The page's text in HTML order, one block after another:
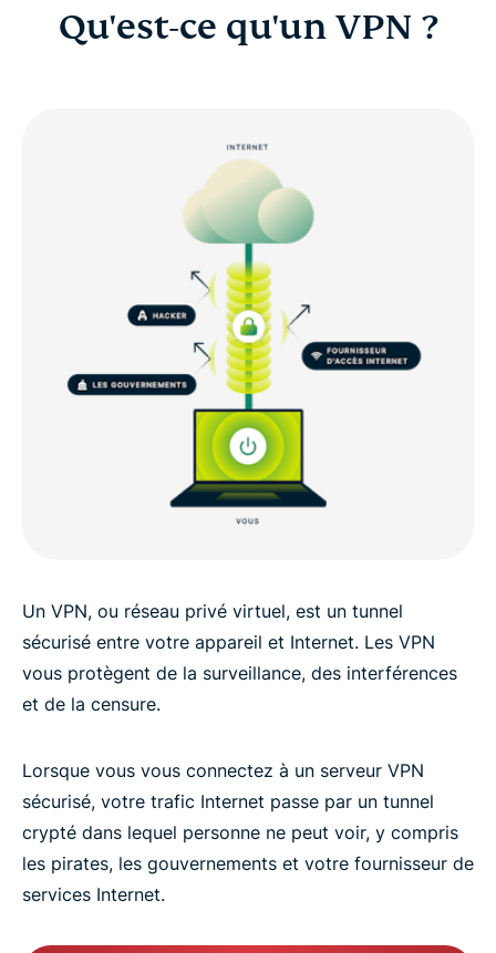
Qu'est-ce qu'un VPN ?
Un VPN, ou réseau privé virtuel, est un tunnel
sécurisé entre votre appareil et Internet. Les VPN
vous protègent de la surveillance, des interférences
et de la censure.
Lorsque vous vous connectez à un serveur VPN
sécurisé, votre trafic Internet passe par un tunnel
crypté dans lequel personne ne peut voir, y compris
les pirates, les gouvernements et votre fournisseur de
services Internet.